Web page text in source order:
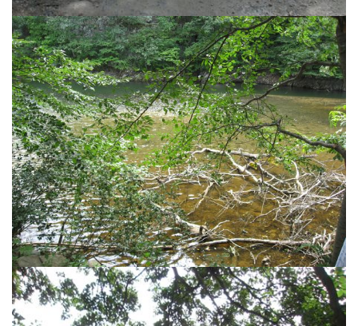
법
오
이
바
(5)
서
울
가
는
길
Twitter-
Art
:
언
어
를
넘
어...
글
쓰